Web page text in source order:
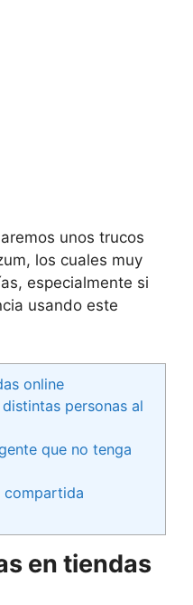
unos trucos
los cuales muy
especialmente si
usando este
online
personas al
que no tenga
compartida
en tiendas